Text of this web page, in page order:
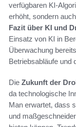
verfügbaren KI-
erhöht, sondern
Fazit über KI und
Einsatz von KI in
Überwachung
Betriebsabläufe und
Die Zukunft der
da technologische
Man erwartet, dass
und